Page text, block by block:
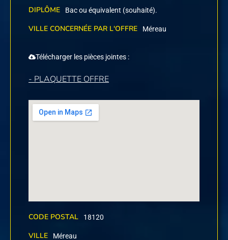
DIPLÔME Bac ou équivalent (souhaité).
VILLE CONCERNÉE PAR L'OFFRE Méreau
Télécharger les pièces jointes :
- PLAQUETTE OFFRE
CODE POSTAL 18120
VILLE Méreau